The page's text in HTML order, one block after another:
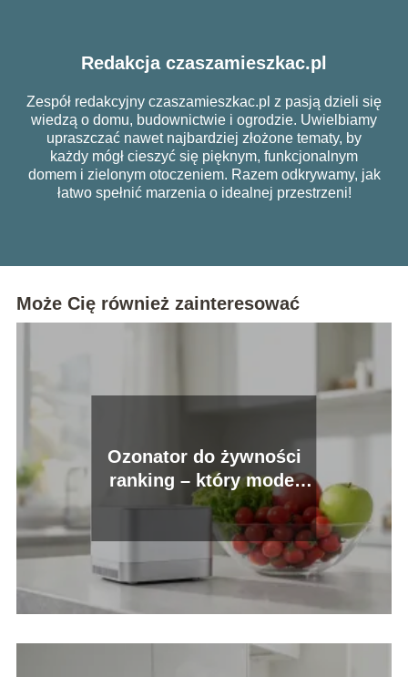
Redakcja czaszamieszkac.pl
Zespół redakcyjny czaszamieszkac.pl z pasją dzieli się
wiedzą o domu, budownictwie i ogrodzie. Uwielbiamy
upraszczać nawet najbardziej złożone tematy, by
każdy mógł cieszyć się pięknym, funkcjonalnym
domem i zielonym otoczeniem. Razem odkrywamy, jak
łatwo spełnić marzenia o idealnej przestrzeni!
Może Cię również zainteresować
Ozonator do żywności
ranking – który model
wybrać?